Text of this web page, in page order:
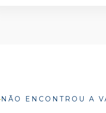
NÃO ENCONTROU A